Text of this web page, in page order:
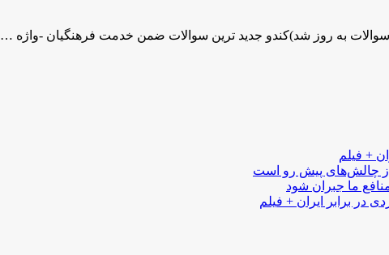
به روز شد)کندو جدید ترین سوالات ضمن خدمت فرهنگیان -واژه …
+ فیلم
از چالش‌های پیش رو است
ما جبران شود
در برابر ایران + فیلم